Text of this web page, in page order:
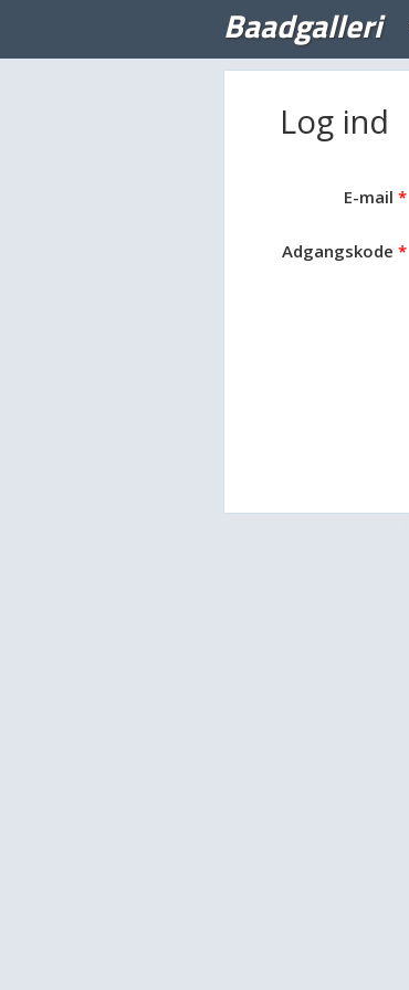
Baadgalleri
Log ind
E-mail
Adgangskode